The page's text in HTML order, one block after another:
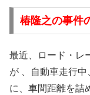
椿隆之の事件
最近、ロード・レ
が 、自動車走行
に、車間距離を詰